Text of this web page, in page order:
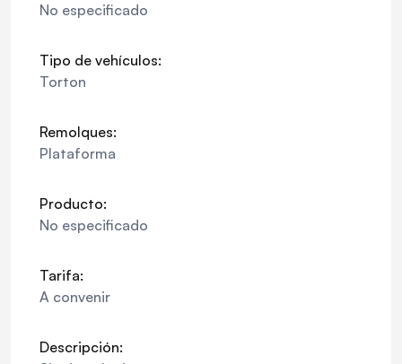
No especificado
Tipo de vehículos:
Torton
Remolques:
Plataforma
Producto:
No especificado
Tarifa:
A convenir
Descripción: